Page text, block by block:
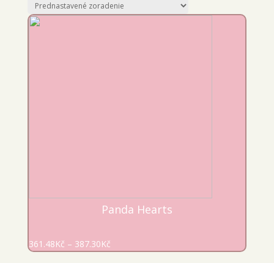
Panda Hearts
361.48Kč – 387.30Kč